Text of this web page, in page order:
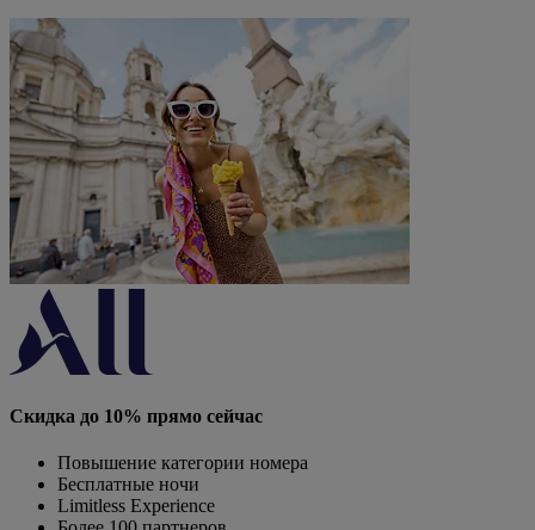
Скидка до 10% прямо сейчас
Повышение категории номера
Бесплатные ночи
Limitless Experience